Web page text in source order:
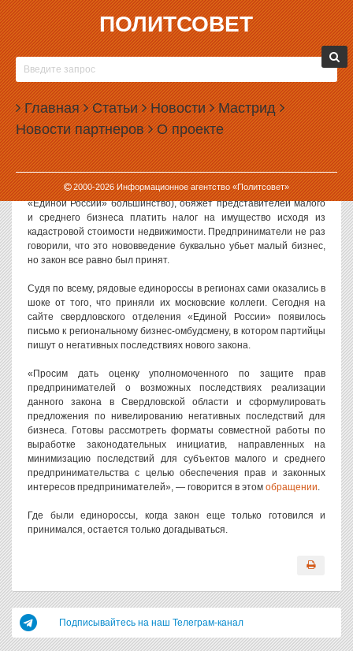
ПОЛИТСОВЕТ
Главная Статьи Новости Мастрид
Новости партнеров О проекте
2000-2026Информационное агентство «Политсовет»
09.04.2014, 17:23
ЕДИНОРОССЫ ИСПУГАЛИСЬ ПОСЛЕДСТВИЙ
СОБСТВЕННОГО ЗАКОНА
Свердловская «Единая Россия» задумалась о негативных
последствиях нового законодательства в системе
налогообложения. Закон, обеспокоивший партийцев, принят
депутатами той же самой «Единой России» в Госдуме.
Новый налоговый закон, принятый Государственной думой (где у
«Единой России» большинство), обяжет представителей малого
и среднего бизнеса платить налог на имущество исходя из
кадастровой стоимости недвижимости. Предприниматели не раз
говорили, что это нововведение буквально убьет малый бизнес,
но закон все равно был принят.
Судя по всему, рядовые единороссы в регионах сами оказались в
шоке от того, что приняли их московские коллеги. Сегодня на
сайте свердловского отделения «Единой России» появилось
письмо к региональному бизнес-омбудсмену, в котором партийцы
пишут о негативных последствиях нового закона.
«Просим дать оценку уполномоченного по защите прав
предпринимателей о возможных последствиях реализации
данного закона в Свердловской области и сформулировать
предложения по нивелированию негативных последствий для
бизнеса. Готовы рассмотреть форматы совместной работы по
выработке законодательных инициатив, направленных на
минимизацию последствий для субъектов малого и среднего
предпринимательства с целью обеспечения прав и законных
интересов предпринимателей», — говорится в этом обращении.
Где были единороссы, когда закон еще только готовился и
принимался, остается только догадываться.
Подписывайтесь на наш Телеграм-канал